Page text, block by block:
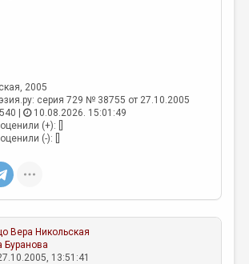
, 2005
серия 729 № 38755 от 27.10.2005
|
10.08.2026. 15:01:49
(+): []
(-): []
Вера Никольская
Буранова
13:51:41